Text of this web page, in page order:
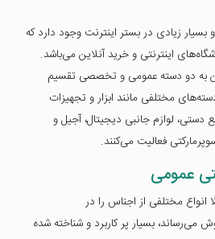
زیادی در بستر اینترنت وجود دارد که
اینترنتی و خرید آنلاین می‌باشد.
به دو دسته عمومی و تخصصی تقسیم
مختلفی مانند ابزار و تجهیزات
دستی، لوازم جانبی دیجیتال، آجیل و
فعالیت می‌کنند.
عمومی
مختلفی از اجناس را در
بسیار پر کاربرد و شناخته شده